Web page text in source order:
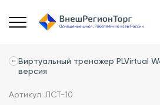
Виртуальный тренажер PLVirtual
версия
Артикул: ЛСТ-10